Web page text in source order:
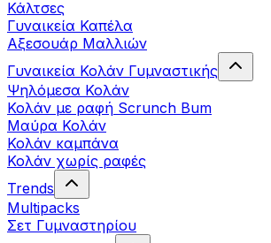
Κάλτσες
Γυναικεία Καπέλα
Αξεσουάρ Μαλλιών
Γυναικεία Κολάν Γυμναστικής
Ψηλόμεσα Κολάν
Κολάν με ραφή Scrunch Bum
Μαύρα Κολάν
Κολάν καμπάνα
Κολάν χωρίς ραφές
Trends
Multipacks
Σετ Γυμναστηρίου